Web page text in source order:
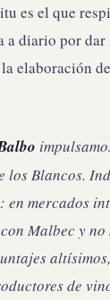
es el que
a diario por dar
elaboración
los Blancos.
en mercados
Malbec y no
de